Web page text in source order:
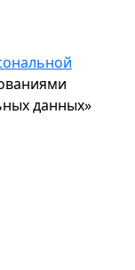
данных»